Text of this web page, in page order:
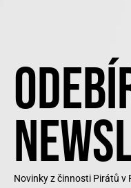
Novinky z činnosti Pirátů v